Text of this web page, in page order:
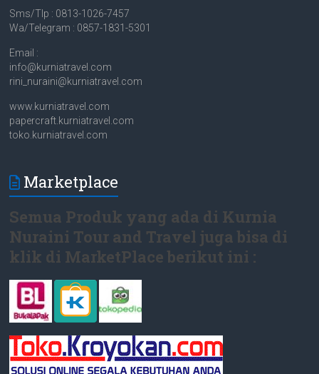
Sms/Tlp : 0813-1026-7457
Wa/Telegram : 0857-1831-5301
Email :
info@kurniatravel.com
rini_nuraini@kurniatravel.com
www.kurniatravel.com
papercraft.kurniatravel.com
toko.kurniatravel.com
Marketplace
Semua Produk yang ada di Kurnia
Nuraini Tour and Travel juga bisa di
klik di MarketPlace berikut ini :